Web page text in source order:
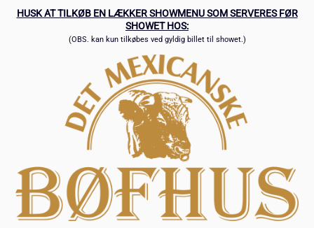
HUSK AT TILKØB EN LÆKKER SHOWMENU SOM SERVERES FØR
SHOWET HOS:
(OBS. kan kun tilkøbes ved gyldig billet til showet.)